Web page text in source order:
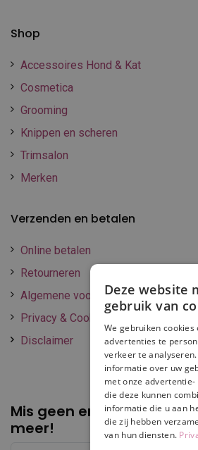
Shop
Accessoires Hond & Kat
Cosmetica
Grooming
Knippen en scheren
Trimsalon
Merken
Verzenden en betalen
Online betalen
Retourneren
Algemene voorwaarden
Privacy & Cookie policy
Disclaimer
Mis geen enkele
meer!
Deze website
gebruik van
We gebruiken cookies
advertenties te
verkeer te
informatie over uw
met onze
die deze kunnen
informatie die u aan
die zij hebben
van hun diensten.